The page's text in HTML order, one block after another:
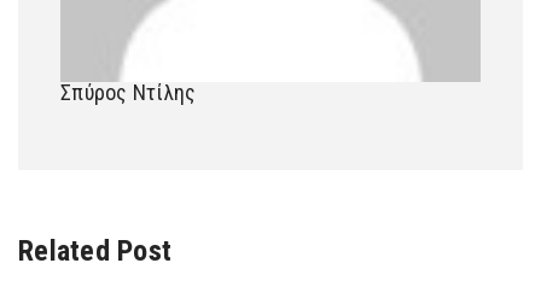
Σπύρος Ντίλης
Related Post